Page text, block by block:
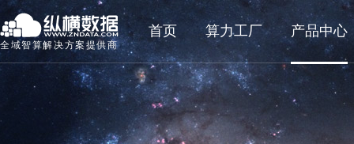
全域智算解决方案提供商
首页 算力工厂 产品中心